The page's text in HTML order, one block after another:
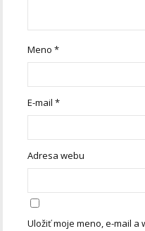
Meno*
E-mail*
Adresa webu
Uložiť moje meno, e-mail